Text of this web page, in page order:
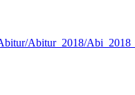
Abitur_2018/